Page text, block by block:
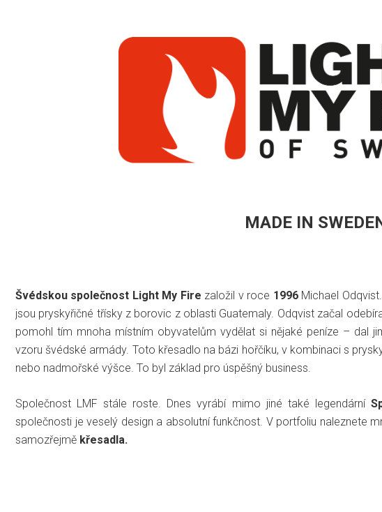
MADE IN
Švédskou společnost Light My Fire založil v roce 1996Michael
jsou pryskyřičné třísky z borovic z oblasti Guatemaly. Odqvist začal
pomohl tím mnoha místním obyvatelům vydělat si nějaké peníze – dal
vzoru švédské armády. Toto křesadlo na bázi hořčíku, v kombinaci s
nebo nadmořské výšce. To byl základ pro úspěšný business.
Společnost LMF stále roste. Dnes vyrábí mimo jiné také legendární
společnosti je veselý design a absolutní funkčnost. V portfoliu naleznete
samozřejmě křesadla.